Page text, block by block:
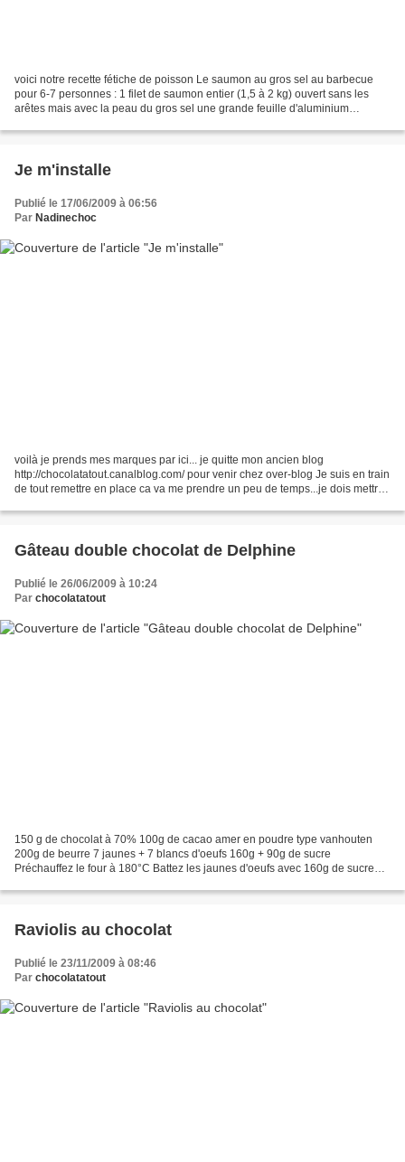
voici notre recette fétiche de poisson Le saumon au gros sel au barbecue
pour 6-7 personnes : 1 filet de saumon entier (1,5 à 2 kg) ouvert sans les
arêtes mais avec la peau du gros sel une grande feuille d'aluminium
Je m'installe
Publié le 17/06/2009 à 06:56
Par Nadinechoc
voilà je prends mes marques par ici... je quitte mon ancien blog
http://chocolatatout.canalblog.com/ pour venir chez over-blog Je suis en train
de tout remettre en place ca va me prendre un peu de temps...je dois mettre
Gâteau double chocolat de Delphine
Publié le 26/06/2009 à 10:24
Par chocolatatout
150 g de chocolat à 70% 100g de cacao amer en poudre type vanhouten
200g de beurre 7 jaunes + 7 blancs d'oeufs 160g + 90g de sucre
Préchauffez le four à 180°C Battez les jaunes d'oeufs avec 160g de sucre
Raviolis au chocolat
Publié le 23/11/2009 à 08:46
Par chocolatatout